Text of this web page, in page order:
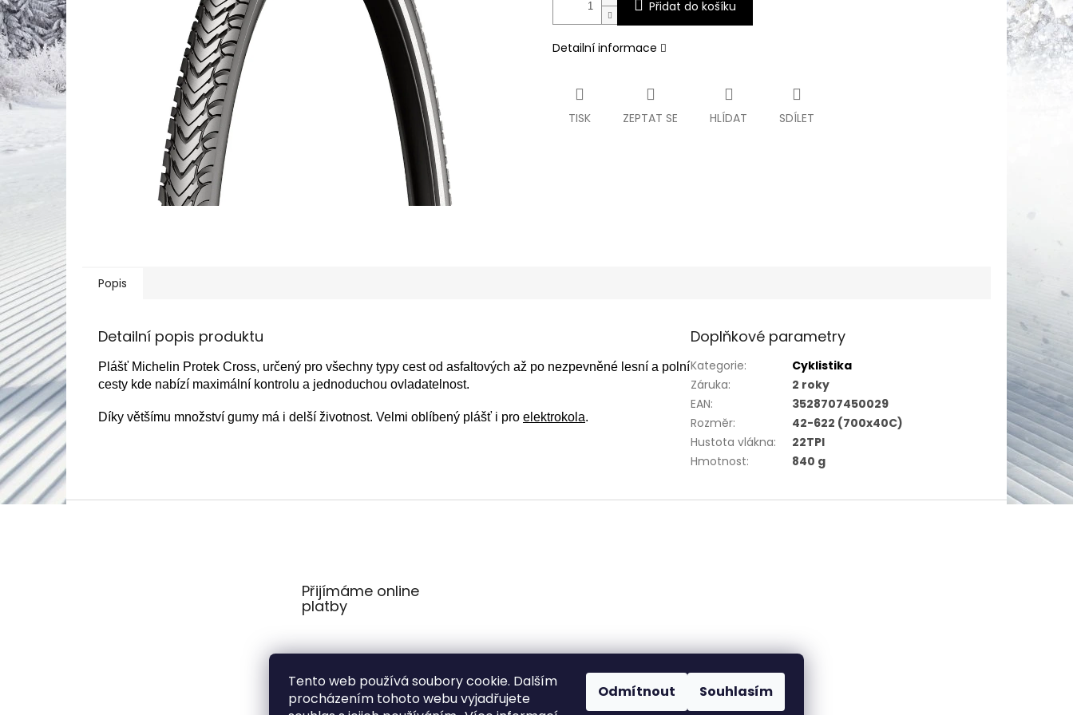
Tento web používá soubory cookie. Dalším
procházením tohoto webu vyjadřujete
Odmítnout Souhlasím
Přidat do košíku
Detailní informace
TISK ZEPTAT SE HLÍDAT SDÍLET
Popis
Detailní popis produktu
Plášť Michelin Protek Cross, určený pro všechny typy cest od asfaltových až po nezpevněné lesní a polní
cesty kde nabízí maximální kontrolu a jednoduchou ovladatelnost.
Díky většímu množství gumy má i delší životnost. Velmi oblíbený plášť i pro elektrokola.
Doplňkové parametry
Kategorie:
Cyklistika
Záruka:
2 roky
EAN:
3528707450029
Rozměr:
42-622 (700x40C)
Hustota vlákna:
22TPI
Hmotnost: 840 g
Z
Přijímáme online
platby